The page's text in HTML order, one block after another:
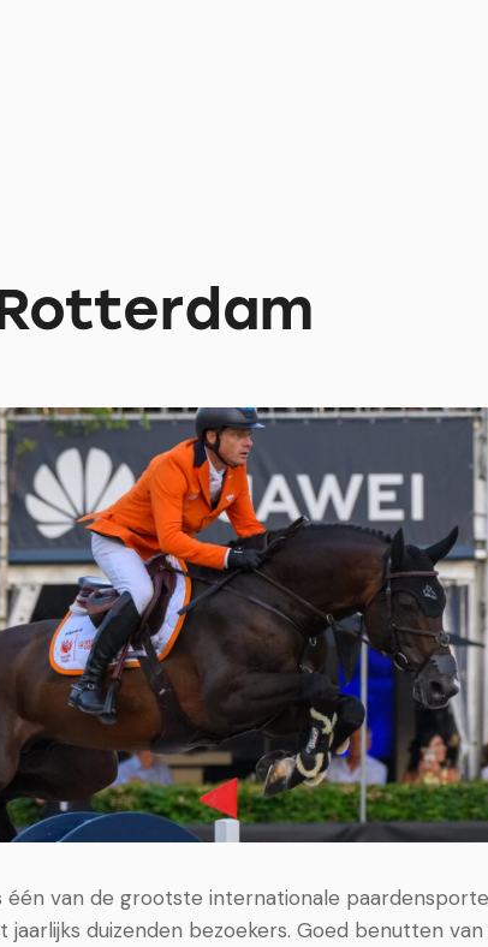
één van de grootste internationale
duizenden bezoekers. Goed benutten van